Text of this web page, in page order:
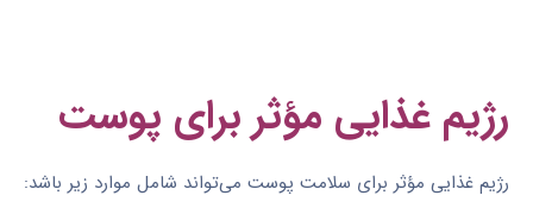
رژیم غذایی مؤثر برای پوست
رژیم غذایی مؤثر برای سلامت پوست می‌تواند شامل موارد زیر باشد: